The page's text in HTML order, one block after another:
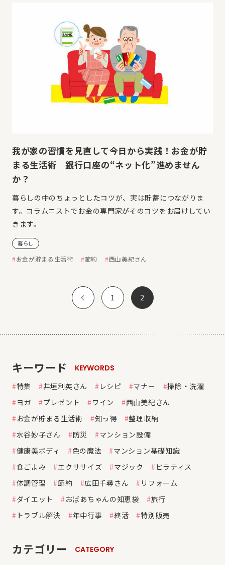
我が家の習慣を見直して今日から実践！お金が貯
まる生活術 銀行口座の“ネット化”進めません
か？
暮らしの中のちょっとしたコツが、実は貯蓄につながりま
す。コラムニストでお金の専門家がそのコツをお届けしてい
きます。
暮らし
お金が貯まる生活術 節約 西山美紀さん
1 2
キーワード
KEYWORDS
特集
井垣利英さん レシピ マナー
掃除・洗濯
ヨガ
プレゼント ワイン
西山美紀さん
お金が貯まる生活術
知っ得
整理収納
水谷妙子さん
防災
マンション設備
健康美ボディ
色の魔法
マンション基礎知識
食ごよみ
エクササイズ マジック
ピラティス
体調管理
節約 広田千尋さん
リフォーム
ダイエット
おばあちゃんの知恵袋
旅行
トラブル解決
年中行事 終活 特別販売
カテゴリー CATEGORY